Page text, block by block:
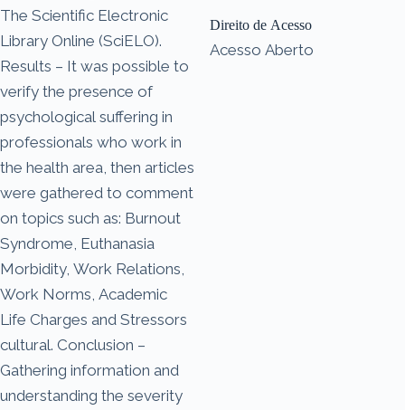
The Scientific Electronic
Library Online (SciELO).
Results – It was possible to
verify the presence of
psychological suffering in
professionals who work in
the health area, then articles
were gathered to comment
on topics such as: Burnout
Syndrome, Euthanasia
Morbidity, Work Relations,
Work Norms, Academic
Life Charges and Stressors
cultural. Conclusion –
Gathering information and
understanding the severity
Direito de Acesso
Acesso Aberto